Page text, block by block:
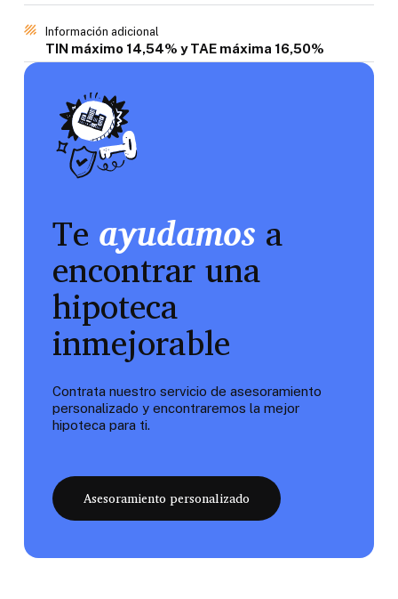
Información adicional
TIN máximo 14,54% y TAE máxima 16,50%
Te ayudamos a
encontrar una
hipoteca
inmejorable
Contrata nuestro servicio de asesoramiento
personalizado y encontraremos la mejor
hipoteca para ti.
Asesoramiento personalizado